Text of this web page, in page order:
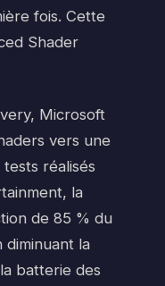
fois. Cette
Shader
Microsoft
vers une
réalisés
la
de 85 % du
la
batterie des